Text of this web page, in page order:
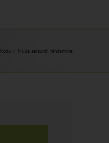
Kodu Mulla seisundi hindamine